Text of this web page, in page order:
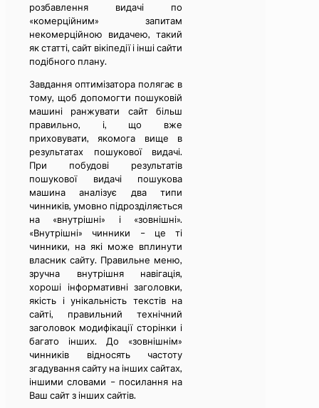
розбавлення видачі по
«комерційним» запитам
некомерційною видачею, такий
як статті, сайт вікіпедії і інші сайти
подібного плану.
Завдання оптимізатора полягає в
тому, щоб допомогти пошуковій
машині ранжувати сайт більш
правильно, і, що вже
приховувати, якомога вище в
результатах пошукової видачі.
При побудові результатів
пошукової видачі пошукова
машина аналізує два типи
чинників, умовно підрозділяється
на «внутрішні» і «зовнішні».
«Внутрішні» чинники – це ті
чинники, на які може вплинути
власник сайту. Правильне меню,
зручна внутрішня навігація,
хороші інформативні заголовки,
якість і унікальність текстів на
сайті, правильний технічний
заголовок модифікації сторінки і
багато інших. До «зовнішнім»
чинників відносять частоту
згадування сайту на інших сайтах,
іншими словами – посилання на
Ваш сайт з інших сайтів.